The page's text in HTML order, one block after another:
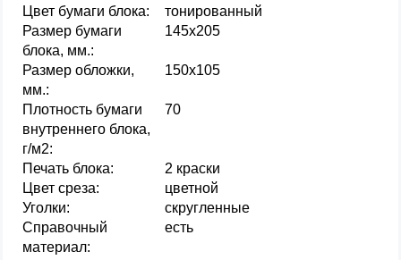
Цвет бумаги блока:
тонированный
Размер бумаги
блока, мм.:
145х205
Размер обложки,
мм.:
150х105
Плотность бумаги
внутреннего блока,
г/м2:
70
Печать блока:
2 краски
Цвет среза:
цветной
Уголки:
скругленные
Справочный
материал:
есть